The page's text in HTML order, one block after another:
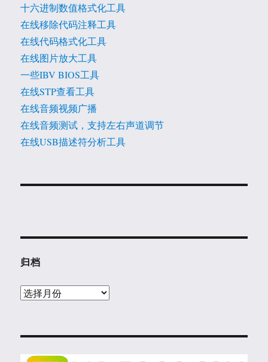
十六进制数值格式化工具
在线移除代码注释工具
在线代码格式化工具
在线图片放大工具
一些IBV BIOS工具
在线STP查看工具
在线音频视频广播
在线音频测试，支持左右声道调节
在线USB描述符分析工具
归档
归